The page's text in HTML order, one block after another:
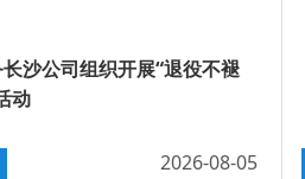
沙公司组织开展“退役不褪
动
2026-08-05